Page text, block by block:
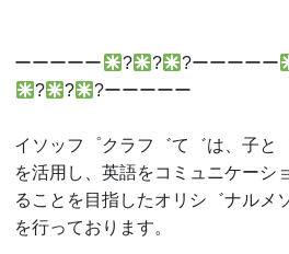
ーーーーー ? ? ?ーーーーー
?
? ?ーーーーー
イソッフ゜クラフ゛て゛は、子と
を活用し、英語をコミュニケーシ
ることを目指したオリシ゛ナルメ
を行っております。